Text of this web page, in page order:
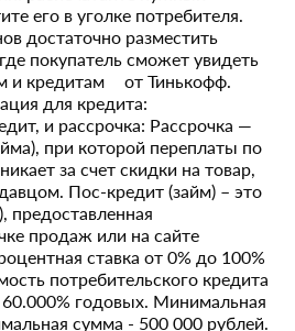
его в уголке потребителя.
достаточно разместить
покупатель сможет увидеть
и кредитам от Тинькофф.
для кредита:
и рассрочка: Рассрочка —
при которой переплаты по
за счет скидки на товар,
Пос-кредит (займ) – это
предоставленная
продаж или на сайте
ставка от 0% до 100%
потребительского кредита
годовых. Минимальная
сумма - 500 000 рублей.